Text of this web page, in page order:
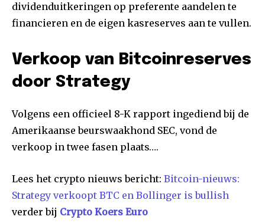
dividenduitkeringen op preferente aandelen te
financieren en de eigen kasreserves aan te vullen.
Verkoop van Bitcoinreserves
door Strategy
Volgens een officieel 8-K rapport ingediend bij de
Amerikaanse beurswaakhond SEC, vond de
verkoop in twee fasen plaats….
Lees het crypto nieuws bericht: Bitcoin-nieuws:
Strategy verkoopt BTC en Bollinger is bullish
verder bij Crypto Koers Euro